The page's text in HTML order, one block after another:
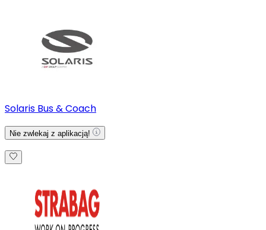
Solaris Bus & Coach
Nie zwlekaj z aplikacją!